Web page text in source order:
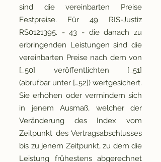
sind die vereinbarten Preise
Festpreise. Für 49 RIS-Justiz
RS0121395. - 43 - die danach zu
erbringenden Leistungen sind die
vereinbarten Preise nach dem von
[…50] veröffentlichten […51]
(abrufbar unter […52]) wertgesichert.
Sie erhöhen oder vermindern sich
in jenem Ausmaß, welcher der
Veränderung des Index vom
Zeitpunkt des Vertragsabschlusses
bis zu jenem Zeitpunkt, zu dem die
Leistung frühestens abgerechnet